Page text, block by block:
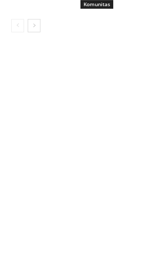
Komunitas